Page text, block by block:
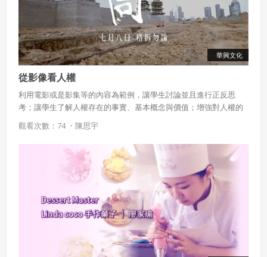
華興文化
從影像看人權
利用電影或是影集等的內容為範例，讓學生討論並且進行正反思
考；讓學生了解人權存在的事實、基本概念與價值；增強對人權的
感受與評價；養成尊重人權的行為及參與實踐人權的行動。
觀看次數：74 ・ 陳思宇